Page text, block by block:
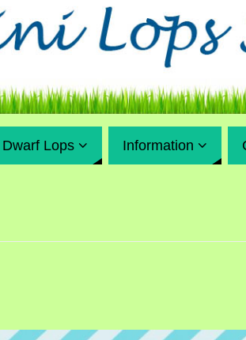
Dwarf Lops Information